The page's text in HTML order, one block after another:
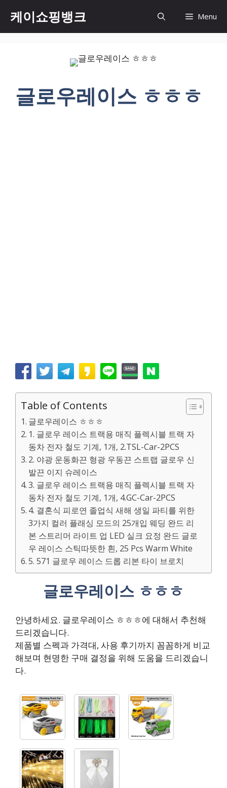
content
케이쇼핑뱅크 Menu
글로우레이스 ㅎㅎㅎ
Table of Contents
글로우레이스 ㅎㅎㅎ
1. 글로우 레이스 트랙용 매직 플렉시블 트랙 자
동차 전자 철도 기계, 1개, 2.TSL-Car-2PCS
2. 야광 운동화끈 형광 우동끈 스트랩 글로우 신
발끈 이지 슈레이스
3. 글로우 레이스 트랙용 매직 플렉시블 트랙 자
동차 전자 철도 기계, 1개, 4.GC-Car-2PCS
4. 결혼식 피로연 졸업식 새해 생일 파티를 위한
3가지 컬러 플래싱 모드의 25개입 웨딩 완드 리
본 스트리머 라이트 업 LED 실크 요정 완드 글로
우 레이스 스틱따뜻한 흰, 25 Pcs Warm White
5. 571 글로우 레이스 드롭 리본 타이 브로치
글로우레이스 ㅎㅎㅎ
안녕하세요. 글로우레이스 ㅎㅎㅎ에 대해서 추천해
드리겠습니다.
제품별 스펙과 가격대, 사용 후기까지 꼼꼼하게 비교
해보며 현명한 구매 결정을 위해 도움을 드리겠습니
다.